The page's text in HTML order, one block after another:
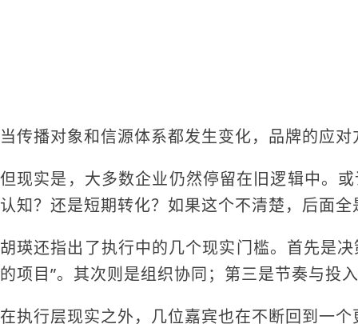
当传播对象和信源体系都发生变化，品牌的应
但现实是，大多数企业仍然停留在旧逻辑中。
认知？还是短期转化？如果这个不清楚，后面全
胡瑛还指出了执行中的几个现实门槛。首先是
的项目”。其次则是组织协同；第三是节奏与投
在执行层现实之外，几位嘉宾也在不断回到一